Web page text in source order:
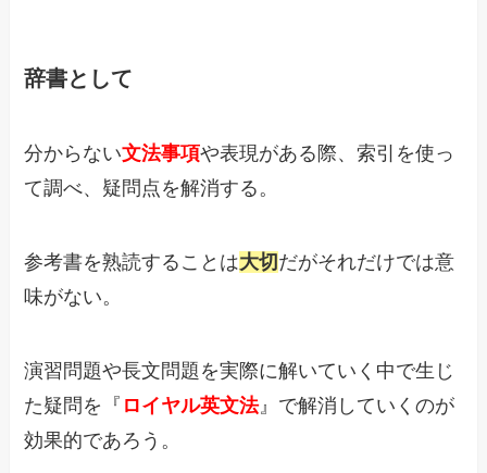
辞書として
分からない文法事項や表現がある際、索引を使っ
て調べ、疑問点を解消する。
参考書を熟読することは大切 だがそれだけでは意
味がない。
演習問題や長文問題を実際に解いていく中で生じ
た疑問を『 ロイヤル英文法』で解消していくのが
効果的であろう。